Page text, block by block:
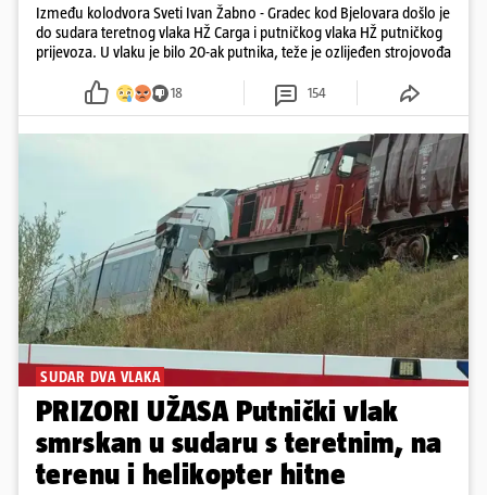
Između kolodvora Sveti Ivan Žabno - Gradec kod Bjelovara došlo je
do sudara teretnog vlaka HŽ Carga i putničkog vlaka HŽ putničkog
prijevoza. U vlaku je bilo 20-ak putnika, teže je ozlijeđen strojovođa
18 154
SUDAR DVA VLAKA
PRIZORI UŽASA Putnički vlak
smrskan u sudaru s teretnim, na
terenu i helikopter hitne